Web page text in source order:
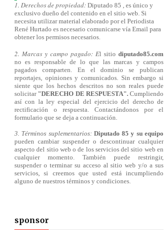
1. Derechos de propiedad: Diputado 85 , es único y
exclusivo dueño del contenido en el sitio web. Si
necesita utilizar material elaborado por el Periodista
René Hurtado es necesario comunicarse vía Email para
obtener los permisos necesarios.
2. Marcas y campo pagado: El sitio diputado85.com
no es responsable de lo que las marcas y campos
pagados comparten. En el dominio se publican
reportajes, opiniones y comunicados. Sin embargo si
siente que los hechos descritos no son reales puede
solicitar "DERECHO DE RESPUESTA".Cumpliendo
así con la ley especial del ejercicio del derecho de
rectificación o respuesta. Contactándonos por el
formulario que se deja a continuación.
3. Términos suplementarios: Diputado 85 y su equipo
pueden cambiar suspender o descontinuar cualquier
aspecto del sitio web o de los servicios del sitio web en
cualquier momento. También puede restringir,
suspender o terminar su acceso al sitio web y/o a sus
servicios, si creemos que usted está incumpliendo
alguno de nuestros términos y condiciones.
sponsor